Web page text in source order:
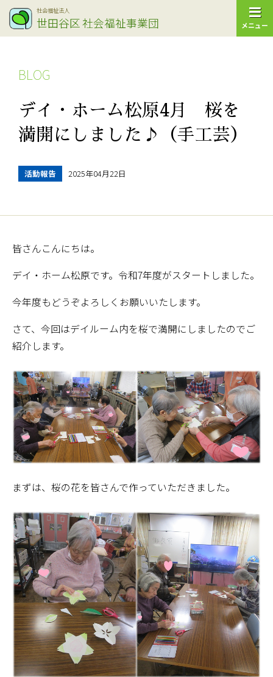
社会福祉法人
世田谷区社会福祉事業団
BLOG
デイ・ホーム松原4月 桜を
満開にしました♪（手工芸）
活動報告 2025年04月22日
皆さんこんにちは。
デイ・ホーム松原です。令和7年度がスタートしました。
今年度もどうぞよろしくお願いいたします。
さて、今回はデイルーム内を桜で満開にしましたのでご
紹介します。
まずは、桜の花を皆さんで作っていただきました。
メニュー